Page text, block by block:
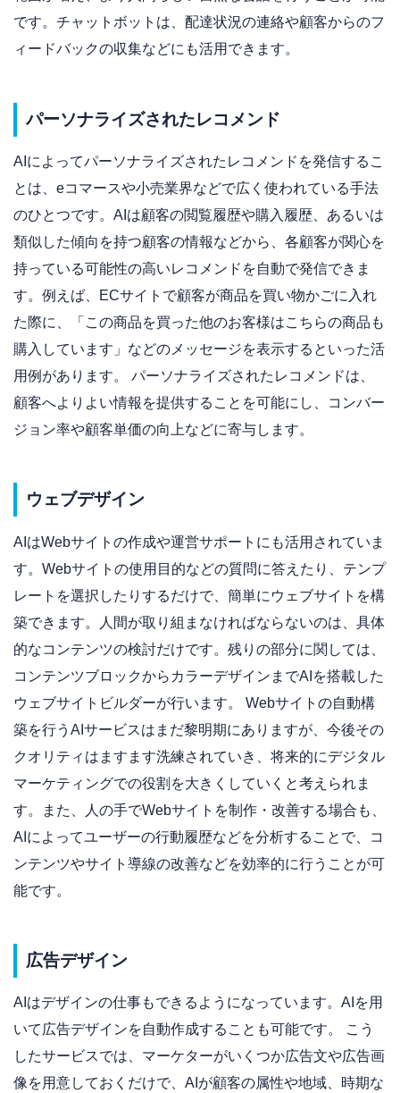
です。チャットボットは、配達状況の連絡や顧客からのフ
ィードバックの収集などにも活用できます。
パーソナライズされたレコメンド
AIによってパーソナライズされたレコメンドを発信するこ
とは、eコマースや小売業界などで広く使われている手法
のひとつです。AIは顧客の閲覧履歴や購入履歴、あるいは
類似した傾向を持つ顧客の情報などから、各顧客が関心を
持っている可能性の高いレコメンドを自動で発信できま
す。例えば、ECサイトで顧客が商品を買い物かごに入れ
た際に、「この商品を買った他のお客様はこちらの商品も
購入しています」などのメッセージを表示するといった活
用例があります。 パーソナライズされたレコメンドは、
顧客へよりよい情報を提供することを可能にし、コンバー
ジョン率や顧客単価の向上などに寄与します。
ウェブデザイン
AIはWebサイトの作成や運営サポートにも活用されていま
す。Webサイトの使用目的などの質問に答えたり、テンプ
レートを選択したりするだけで、簡単にウェブサイトを構
築できます。人間が取り組まなければならないのは、具体
的なコンテンツの検討だけです。残りの部分に関しては、
コンテンツブロックからカラーデザインまでAIを搭載した
ウェブサイトビルダーが行います。 Webサイトの自動構
築を行うAIサービスはまだ黎明期にありますが、今後その
クオリティはますます洗練されていき、将来的にデジタル
マーケティングでの役割を大きくしていくと考えられま
す。また、人の手でWebサイトを制作・改善する場合も、
AIによってユーザーの行動履歴などを分析することで、コ
ンテンツやサイト導線の改善などを効率的に行うことが可
能です。
広告デザイン
AIはデザインの仕事もできるようになっています。AIを用
いて広告デザインを自動作成することも可能です。 こう
したサービスでは、マーケターがいくつか広告文や広告画
像を用意しておくだけで、AIが顧客の属性や地域、時期な